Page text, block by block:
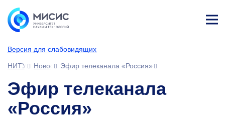
Версия для слабовидящих
НИТУ МИСИС
НовостиЭфир телеканала «Россия»
Эфир телеканала
«Россия»